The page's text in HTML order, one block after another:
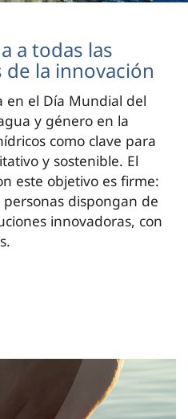
a todas las
la innovación
en el Día Mundial del
y género en la
como clave para
y sostenible. El
este objetivo es firme:
dispongan de
innovadoras, con